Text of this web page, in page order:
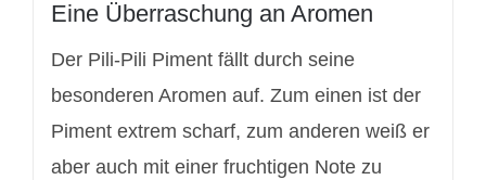
Eine Überraschung an Aromen
Der Pili-Pili Piment fällt durch seine
besonderen Aromen auf. Zum einen ist der
Piment extrem scharf, zum anderen weiß er
aber auch mit einer fruchtigen Note zu